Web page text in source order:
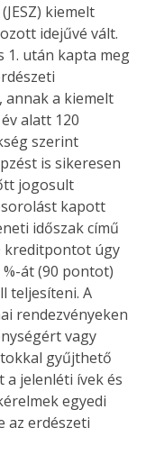
kiemelt
idejűvé vált.
1. után kapta meg
annak a kiemelt
alatt 120
szerint
is sikeresen
jogosult
kapott
időszak című
kreditpontot úgy
át (90 pontot)
teljesíteni. A
rendezvényeken
vagy
gyűjthető
jelenléti ívek és
egyedi
az erdészeti